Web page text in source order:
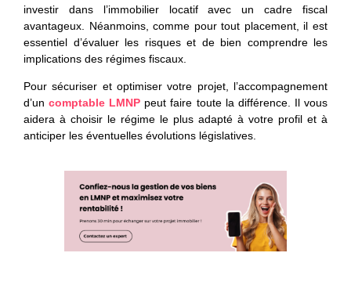
investir dans l’immobilier locatif avec un cadre fiscal
avantageux. Néanmoins, comme pour tout placement, il est
essentiel d’évaluer les risques et de bien comprendre les
implications des régimes fiscaux.
Pour sécuriser et optimiser votre projet, l’accompagnement
d’uncomptable LMNP peut faire toute la différence. Il vous
aidera à choisir le régime le plus adapté à votre profil et à
anticiper les éventuelles évolutions législatives.